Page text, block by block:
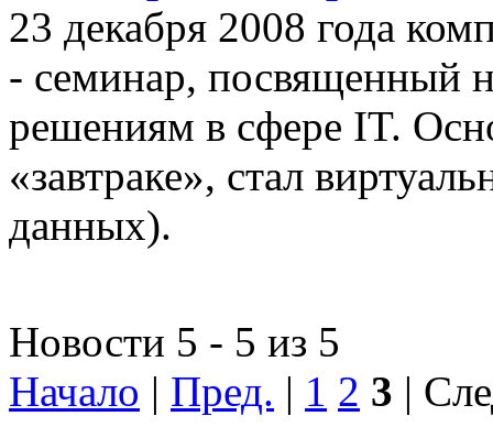
23 декабря 2008 года
- семинар, посвященный
решениям в сфере IT.
«завтраке», стал
данных).
Новости 5 - 5 из 5
Начало | Пред. | 1 2 3 |